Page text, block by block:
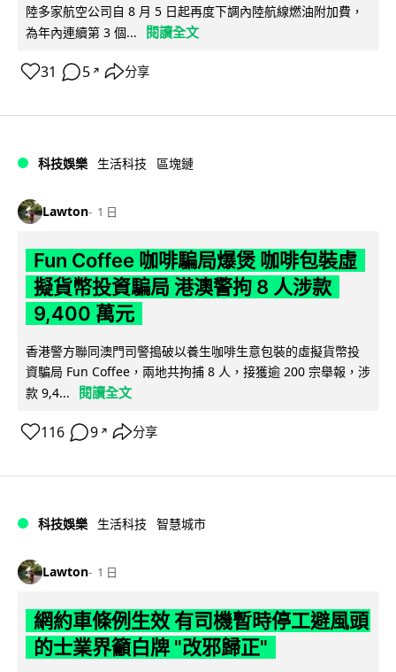
陸多家航空公司自 8 月 5 日起再度下調內陸航線燃油附加費，
為年內連續第 3 個...
閱讀全文
31 5 ↗ 分享
科技娛樂 生活科技 區塊鏈
Lawton 1 日
Fun Coffee 咖啡騙局爆煲 咖啡包裝虛
擬貨幣投資騙局 港澳警拘 8 人涉款
9,400 萬元
香港警方聯同澳門司警搗破以養生咖啡生意包裝的虛擬貨幣投
資騙局 Fun Coffee，兩地共拘捕 8 人，接獲逾 200 宗舉報，涉
款 9,4...
閱讀全文
116 9 ↗ 分享
科技娛樂 生活科技 智慧城市
Lawton 1 日
網約車條例生效 有司機暫時停工避風頭
的士業界籲白牌 "改邪歸正"